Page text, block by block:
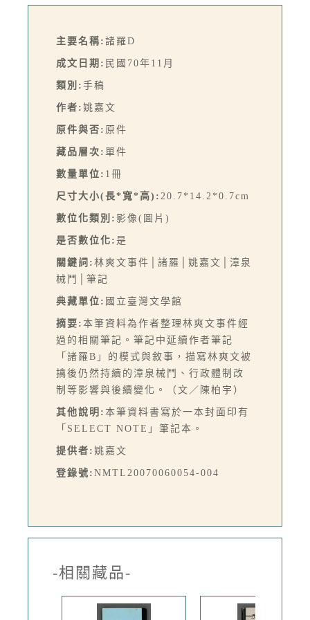
主要名稱: 諸羅D
成文日期: 民國70年11月
類別: 手稿
作者: 姚嘉文
原件與否: 原件
藏品層次: 單件
數量單位: 1冊
尺寸大小(長*寬*高): 20.7*14.2*0.7cm
數位化類別: 影像(圖片)
是否數位化: 是
關鍵詞: 林爽文事件│諸羅│姚嘉文│漳泉
械鬥│筆記
典藏單位: 國立臺灣文學館
摘要: 本筆資料為作者整理林爽文事件經
過的相關筆記。筆記中延續作者筆記
「諸羅B」的模式與敘事，描寫林爽文被
擒後仍然持續的漳泉械鬥、行政體制改
制等影響與後續變化。（文／陳柏宇）
其他說明: 本筆資料書寫於一本封面印有
「SELECT NOTE」筆記本。
提供者: 姚嘉文
登錄號: NMTL20070060054-004
-相關藏品-